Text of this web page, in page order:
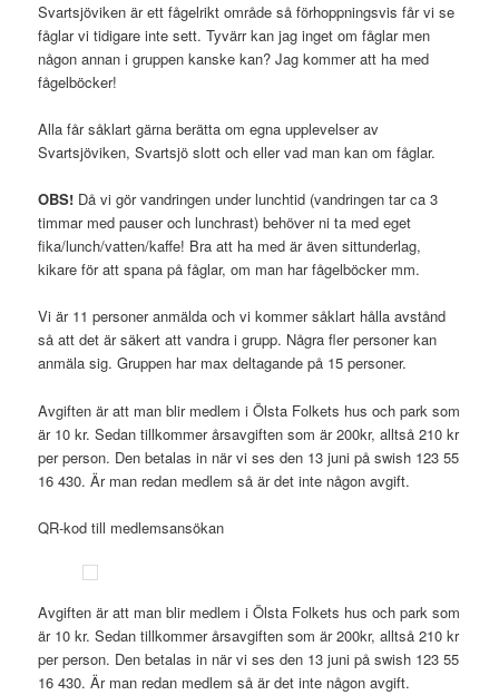
Svartsjöviken är ett fågelrikt område så förhoppningsvis får vi se
fåglar vi tidigare inte sett. Tyvärr kan jag inget om fåglar men
någon annan i gruppen kanske kan? Jag kommer att ha med
fågelböcker!
Alla får såklart gärna berätta om egna upplevelser av
Svartsjöviken, Svartsjö slott och eller vad man kan om fåglar.
OBS! Då vi gör vandringen under lunchtid (vandringen tar ca 3
timmar med pauser och lunchrast) behöver ni ta med eget
fika/lunch/vatten/kaffe! Bra att ha med är även sittunderlag,
kikare för att spana på fåglar, om man har fågelböcker mm.
Vi är 11 personer anmälda och vi kommer såklart hålla avstånd
så att det är säkert att vandra i grupp. Några fler personer kan
anmäla sig. Gruppen har max deltagande på 15 personer.
Avgiften är att man blir medlem i Ölsta Folkets hus och park som
är 10 kr. Sedan tillkommer årsavgiften som är 200kr, alltså 210 kr
per person. Den betalas in när vi ses den 13 juni på swish 123 55
16 430. Är man redan medlem så är det inte någon avgift.
QR-kod till medlemsansökan
Avgiften är att man blir medlem i Ölsta Folkets hus och park som
är 10 kr. Sedan tillkommer årsavgiften som är 200kr, alltså 210 kr
per person. Den betalas in när vi ses den 13 juni på swish 123 55
16 430. Är man redan medlem så är det inte någon avgift.